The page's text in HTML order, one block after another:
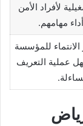
لأفراد الأمن
مهامهم.
الانتماء للمؤسسة
عملية التعريف